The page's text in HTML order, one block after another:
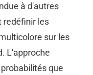
à d'autres
redéfinir les
sur les
L'approche
que